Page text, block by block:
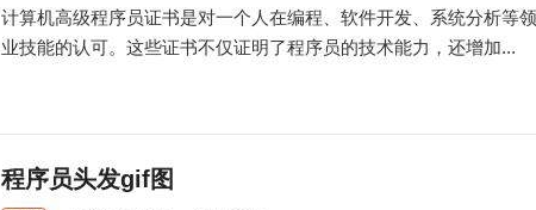
计算机高级程序员证书是对一个人在编程、软件开发、系统分析等
业技能的认可。这些证书不仅证明了程序员的技术能力，还增加...
程序员头发gif图